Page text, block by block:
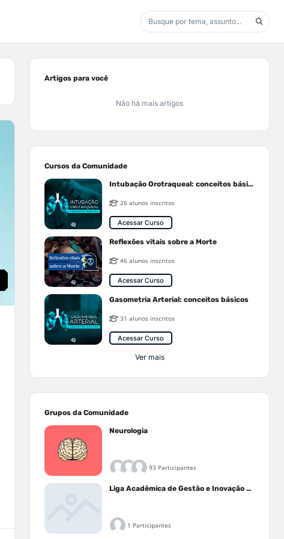
Artigos para você
Não há mais artigos
Cursos da Comunidade
Intubação Orotraqueal: conceitos básicos
26 alunos inscritos
Acessar Curso
Reflexões vitais sobre a Morte
46 alunos inscritos
Acessar Curso
Gasometria Arterial: conceitos básicos
31 alunos inscritos
Acessar Curso
Ver mais
Grupos da Comunidade
Neurologia
93 Participantes
Liga Acadêmica de Gestão e Inovação Médica - LAGIM
1 Participantes